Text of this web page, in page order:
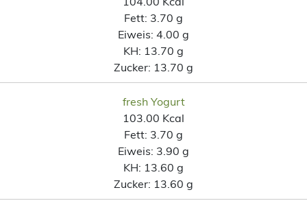
Fett: 3.70 g
Eiweis: 4.00 g
KH: 13.70 g
Zucker: 13.70 g
fresh Yogurt
103.00 Kcal
Fett: 3.70 g
Eiweis: 3.90 g
KH: 13.60 g
Zucker: 13.60 g